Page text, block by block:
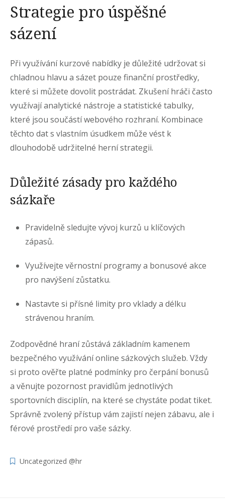
Strategie pro úspěšné
sázení
Při využívání kurzové nabídky je důležité udržovat si
chladnou hlavu a sázet pouze finanční prostředky,
které si můžete dovolit postrádat. Zkušení hráči často
využívají analytické nástroje a statistické tabulky,
které jsou součástí webového rozhraní. Kombinace
těchto dat s vlastním úsudkem může vést k
dlouhodobě udržitelné herní strategii.
Důležité zásady pro každého
sázkaře
Pravidelně sledujte vývoj kurzů u klíčových
zápasů.
Využívejte věrnostní programy a bonusové akce
pro navýšení zůstatku.
Nastavte si přísné limity pro vklady a délku
strávenou hraním.
Zodpovědné hraní zůstává základním kamenem
bezpečného využívání online sázkových služeb. Vždy
si proto ověřte platné podmínky pro čerpání bonusů
a věnujte pozornost pravidlům jednotlivých
sportovních disciplín, na které se chystáte podat tiket.
Správně zvolený přístup vám zajistí nejen zábavu, ale i
férové prostředí pro vaše sázky.
Uncategorized @hr